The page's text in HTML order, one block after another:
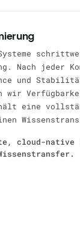
Nach jeder
und
wir
eine
cloud-